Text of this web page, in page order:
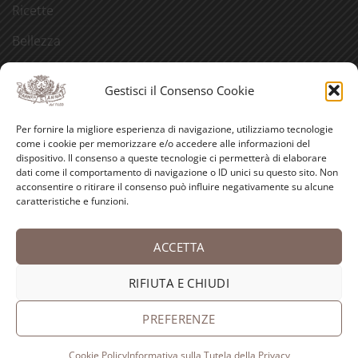
Gestisci il Consenso Cookie
Per fornire la migliore esperienza di navigazione, utilizziamo tecnologie
come i cookie per memorizzare e/o accedere alle informazioni del
dispositivo. Il consenso a queste tecnologie ci permetterà di elaborare
dati come il comportamento di navigazione o ID unici su questo sito. Non
acconsentire o ritirare il consenso può influire negativamente su alcune
caratteristiche e funzioni.
ACCETTA
RIFIUTA E CHIUDI
PREFERENZE
Ricette
Bellezza
Aforismi
Eventi
Video
Curiosità
Express
Antica Farmacia-Erboristeria Sant'Anna